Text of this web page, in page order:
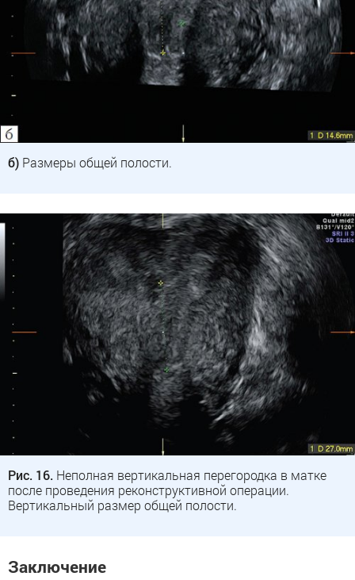
б) Размеры общей полости.
Рис. 16. Неполная вертикальная перегородка в матке
после проведения реконструктивной операции.
Вертикальный размер общей полости.
Заключение